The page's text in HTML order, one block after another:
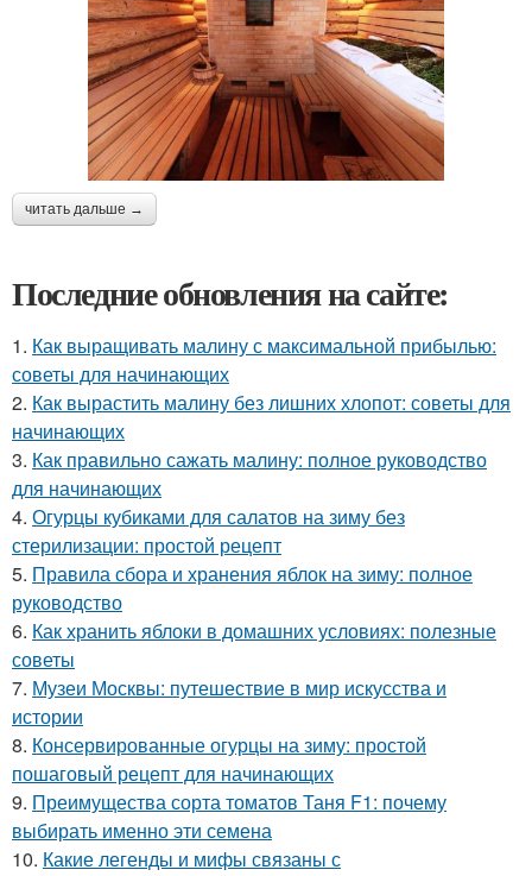
читать дальше →
Последние обновления на сайте:
1. Как выращивать малину с максимальной прибылью:
советы для начинающих
2. Как вырастить малину без лишних хлопот: советы для
начинающих
3. Как правильно сажать малину: полное руководство
для начинающих
4. Огурцы кубиками для салатов на зиму без
стерилизации: простой рецепт
5. Правила сбора и хранения яблок на зиму: полное
руководство
6. Как хранить яблоки в домашних условиях: полезные
советы
7. Музеи Москвы: путешествие в мир искусства и
истории
8. Консервированные огурцы на зиму: простой
пошаговый рецепт для начинающих
9. Преимущества сорта томатов Таня F1: почему
выбирать именно эти семена
10. Какие легенды и мифы связаны с